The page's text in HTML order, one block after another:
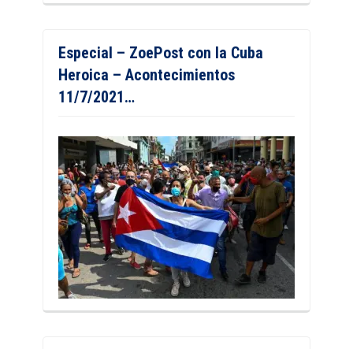
Especial – ZoePost con la Cuba
Heroica – Acontecimientos
11/7/2021…